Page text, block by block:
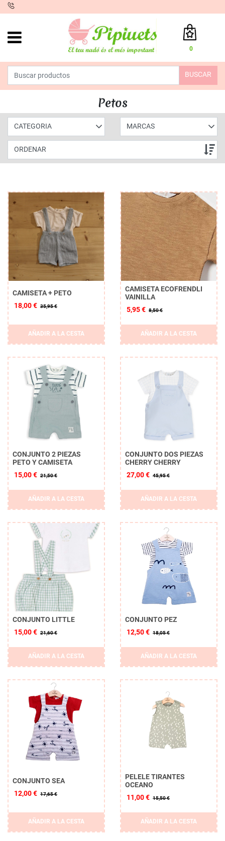
0
Total:
0,00 €
VER CESTA
BUSCAR
Petos
CATEGORIA
Borrar
APLICAR
MARCAS
ORDENAR
CAMISETA + PETO
18,00 € 35,95 €
AÑADIR A LA CESTA
CAMISETA ECOFRENDLI
VAINILLA
5,95 € 8,50 €
AÑADIR A LA CESTA
CONJUNTO 2 PIEZAS
PETO Y CAMISETA
15,00 € 21,50 €
AÑADIR A LA CESTA
CONJUNTO DOS PIEZAS
CHERRY CHERRY
27,00 € 45,95 €
AÑADIR A LA CESTA
CONJUNTO LITTLE
15,00 € 21,60 €
AÑADIR A LA CESTA
CONJUNTO PEZ
12,50 € 18,05 €
AÑADIR A LA CESTA
CONJUNTO SEA
12,00 € 17,65 €
AÑADIR A LA CESTA
PELELE TIRANTES
OCEANO
11,00 € 15,50 €
AÑADIR A LA CESTA